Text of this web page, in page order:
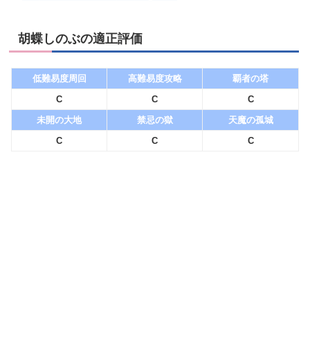
胡蝶しのぶの適正評価
低難易度周回 高難易度攻略
覇者の塔
C
C
C
未開の大地
禁忌の獄
天魔の孤城
C
C C